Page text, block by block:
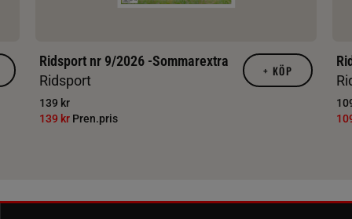
Ridsport nr 9/2026 -Sommarextra
Ridsport
139 kr
139 kr Pren.pris
+ KÖP